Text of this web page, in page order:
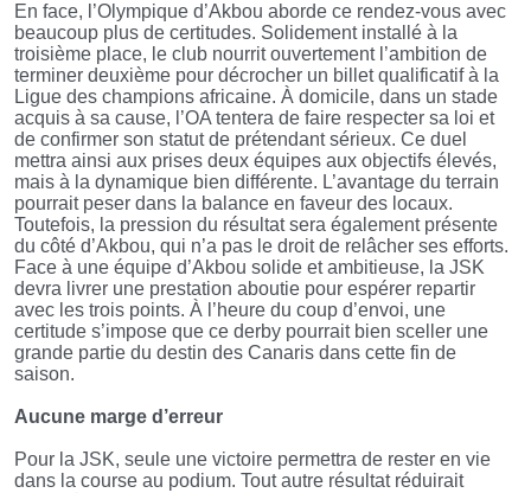
En face, l’Olympique d’Akbou aborde ce rendez-vous avec
beaucoup plus de certitudes. Solidement installé à la
troisième place, le club nourrit ouvertement l’ambition de
terminer deuxième pour décrocher un billet qualificatif à la
Ligue des champions africaine. À domicile, dans un stade
acquis à sa cause, l’OA tentera de faire respecter sa loi et
de confirmer son statut de prétendant sérieux. Ce duel
mettra ainsi aux prises deux équipes aux objectifs élevés,
mais à la dynamique bien différente. L’avantage du terrain
pourrait peser dans la balance en faveur des locaux.
Toutefois, la pression du résultat sera également présente
du côté d’Akbou, qui n’a pas le droit de relâcher ses efforts.
Face à une équipe d’Akbou solide et ambitieuse, la JSK
devra livrer une prestation aboutie pour espérer repartir
avec les trois points. À l’heure du coup d’envoi, une
certitude s’impose que ce derby pourrait bien sceller une
grande partie du destin des Canaris dans cette fin de
saison.
Aucune marge d’erreur
Pour la JSK, seule une victoire permettra de rester en vie
dans la course au podium. Tout autre résultat réduirait